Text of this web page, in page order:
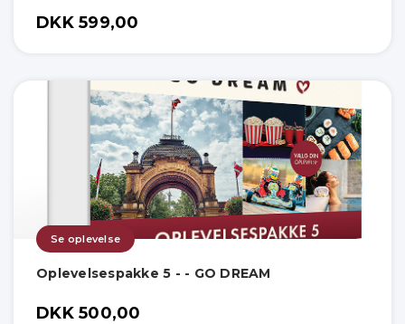
DKK 599,00
Se oplevelse
Oplevelsespakke 5 - - GO DREAM
DKK 500,00